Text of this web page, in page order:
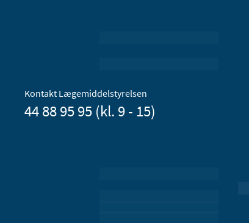
Kontakt Lægemiddelstyrelsen
44 88 95 95 (kl. 9 - 15)